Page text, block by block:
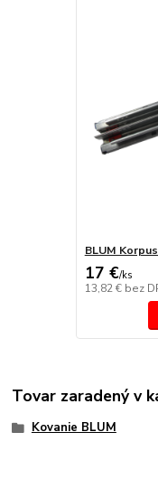
BLUM
17 €/ks
13,82 € bez
Tovar zaradený v
Kovanie BLUM